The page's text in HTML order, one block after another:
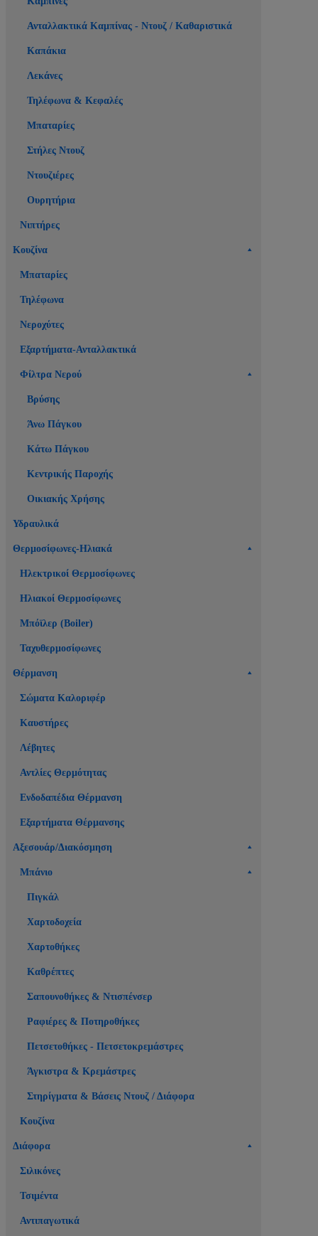
Ανταλλακτικά Καμπίνας - Ντουζ / Καθαριστικά
Καπάκια
Λεκάνες
Τηλέφωνα & Κεφαλές
Μπαταρίες
Στήλες Ντουζ
Ντουζιέρες
Ουρητήρια
Νιπτήρες
Κουζίνα
Μπαταρίες
Τηλέφωνα
Νεροχύτες
Εξαρτήματα-Ανταλλακτικά
Φίλτρα Νερού
Βρύσης
Άνω Πάγκου
Κάτω Πάγκου
Κεντρικής Παροχής
Οικιακής Χρήσης
Υδραυλικά
Θερμοσίφωνες-Ηλιακά
Ηλεκτρικοί Θερμοσίφωνες
Ηλιακοί Θερμοσίφωνες
Μπόϊλερ (Boiler)
Ταχυθερμοσίφωνες
Θέρμανση
Σώματα Καλοριφέρ
Καυστήρες
Λέβητες
Αντλίες Θερμότητας
Ενδοδαπέδια Θέρμανση
Εξαρτήματα Θέρμανσης
Αξεσουάρ/Διακόσμηση
Μπάνιο
Πιγκάλ
Χαρτοδοχεία
Χαρτοθήκες
Καθρέπτες
Σαπουνοθήκες & Ντισπένσερ
Ραφιέρες & Ποτηροθήκες
Πετσετοθήκες - Πετσετοκρεμάστρες
Άγκιστρα & Κρεμάστρες
Στηρίγματα & Βάσεις Ντουζ / Διάφορα
Κουζίνα
Διάφορα
Σιλικόνες
Τσιμέντα
Αντιπαγωτικά